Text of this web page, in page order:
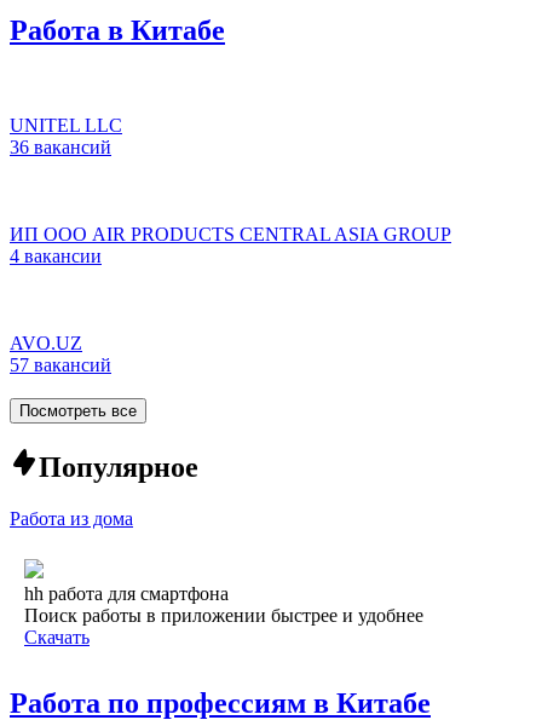
Работа в Китабе
UNITEL LLC
36 вакансий
ИП ООО AIR PRODUCTS CENTRAL ASIA GROUP
4 вакансии
AVO.UZ
57 вакансий
Посмотреть все
Популярное
Работа из дома
hh работа для смартфона
Поиск работы в приложении быстрее и удобнее
Скачать
Работа по профессиям в Китабе